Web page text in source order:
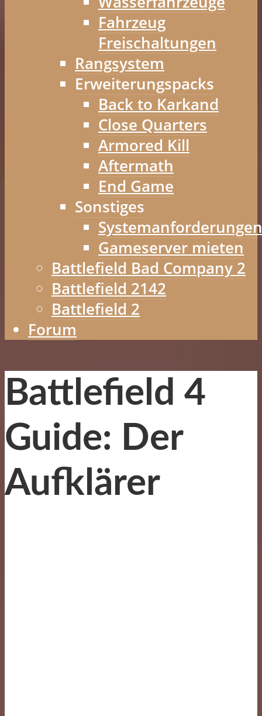
Fahrzeug
Freischaltungen
Rangsystem
Erweiterungspacks
Back to Karkand
Close Quarters
Armored Kill
Aftermath
End Game
Sonstiges
Systemanforderungen
Gameserver mieten
Battlefield Bad Company 2
Battlefield 2142
Battlefield 2
Forum
Battlefield 4
Guide: Der
Aufklärer